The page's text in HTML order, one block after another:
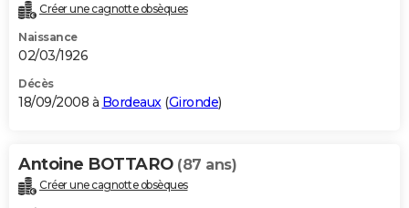
Créer une cagnotte obsèques
Naissance
02/03/1926
Décès
18/09/2008 à Bordeaux(Gironde)
Antoine BOTTARO (87 ans)
Créer une cagnotte obsèques